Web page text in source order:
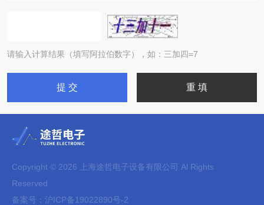
请输入计算结果（填写阿拉伯数字），如：三加四=7
Copyright © 2026 上海途哲电子设备有限公司 Al Rights
Reserved
备案号： 沪ICP备19022890号-2